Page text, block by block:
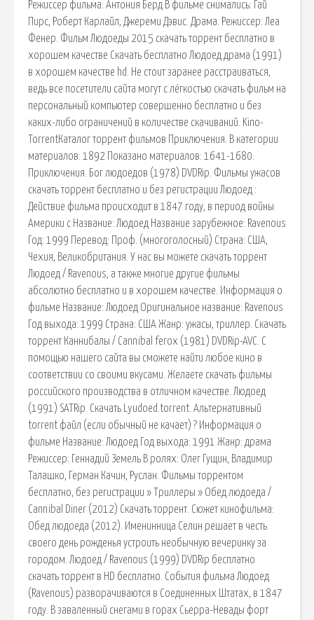
Режиссер фильма: Антония Берд В фильме снимались: Гай
Пирс, Роберт Карлайл, Джереми Дэвис. Драма. Режиссер: Леа
Фенер. Фильм Людоеды 2015 скачать торрент бесплатно в
хорошем качестве Скачать бесплатно Людоед драма (1991)
в хорошем качестве hd. Не стоит заранее расстраиваться,
ведь все посетители сайта могут с лёгкостью скачать фильм на
персональный компьютер совершенно бесплатно и без
каких-либо ограничений в количестве скачиваний. Kino-
TorrentКаталог торрент фильмов Приключения. В категории
материалов: 1892 Показано материалов: 1641-1680.
Приключения. Бог людоедов (1978) DVDRip. Фильмы ужасов
скачать торрент бесплатно и без регистрации Людоед :
Действие фильма происходит в 1847 году, в период войны
Америки с Название: Людоед Название зарубежное: Ravenous
Год: 1999 Перевод: Проф. (многоголосный) Страна: США,
Чехия, Великобритания. У нас вы можете скачать торрент
Людоед / Ravenous, а также многие другие фильмы
абсолютно бесплатно и в хорошем качестве. Информация о
фильме Название: Людоед Оригинальное название: Ravenous
Год выхода: 1999 Страна: США Жанр: ужасы, триллер. Скачать
торрент Каннибалы / Cannibal ferox (1981) DVDRip-AVC. С
помощью нашего сайта вы сможете найти любое кино в
соответствии со своими вкусами. Желаете скачать фильмы
российского производства в отличном качестве. Людоед
(1991) SATRip. Скачать Lyudoed.torrent. Альтернативный
torrent файл (если обычный не качает) ? Информация о
фильме Название: Людоед Год выхода: 1991 Жанр: драма
Режиссер: Геннадий Земель В ролях: Олег Гущин, Владимир
Талашко, Герман Качин, Руслан. Фильмы торрентом
бесплатно, без регистрации » Триллеры » Обед людоеда /
Cannibal Diner (2012) Скачать торрент. Сюжет кинофильма:
Обед людоеда (2012). Именинница Селин решает в честь
своего день рожденья устроить необычную вечеринку за
городом. Людоед / Ravenous (1999) DVDRip бесплатно
скачать торрент в HD бесплатно. События фильма Людоед
(Ravenous) разворачиваются в Соединенных Штатах, в 1847
году. В заваленный снегами в горах Сьерра-Невады форт